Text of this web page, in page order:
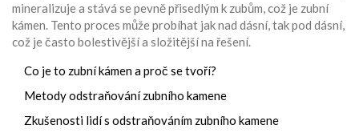
mineralizuje a stává se pevně přisedlým k zubům, což je zubní
kámen. Tento proces může probíhat jak nad dásní, tak pod dásní,
což je často bolestivější a složitější na řešení.
Co je to zubní kámen a proč se tvoří?
Metody odstraňování zubního kamene
Zkušenosti lidí s odstraňováním zubního kamene